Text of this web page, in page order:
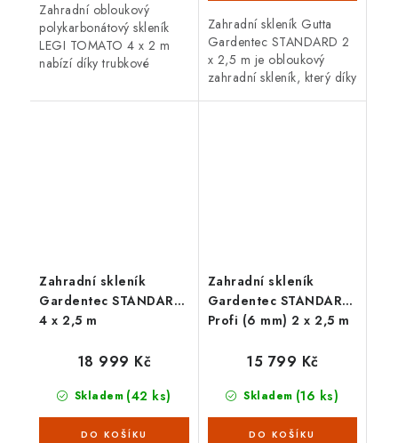
Zahradní obloukový
polykarbonátový skleník
LEGI TOMATO 4 x 2 m
nabízí díky trubkové
ocelové konstrukci
Zahradní skleník Gutta
Gardentec STANDARD 2
x 2,5 m je obloukový
zahradní skleník, který díky
Zahradní skleník
Gardentec STANDARD
4 x 2,5 m
Skladem (42 ks)
18 999 Kč
Zahradní skleník
Gardentec STANDARD
Profi (6 mm) 2 x 2,5 m
Skladem (16 ks)
15 799 Kč